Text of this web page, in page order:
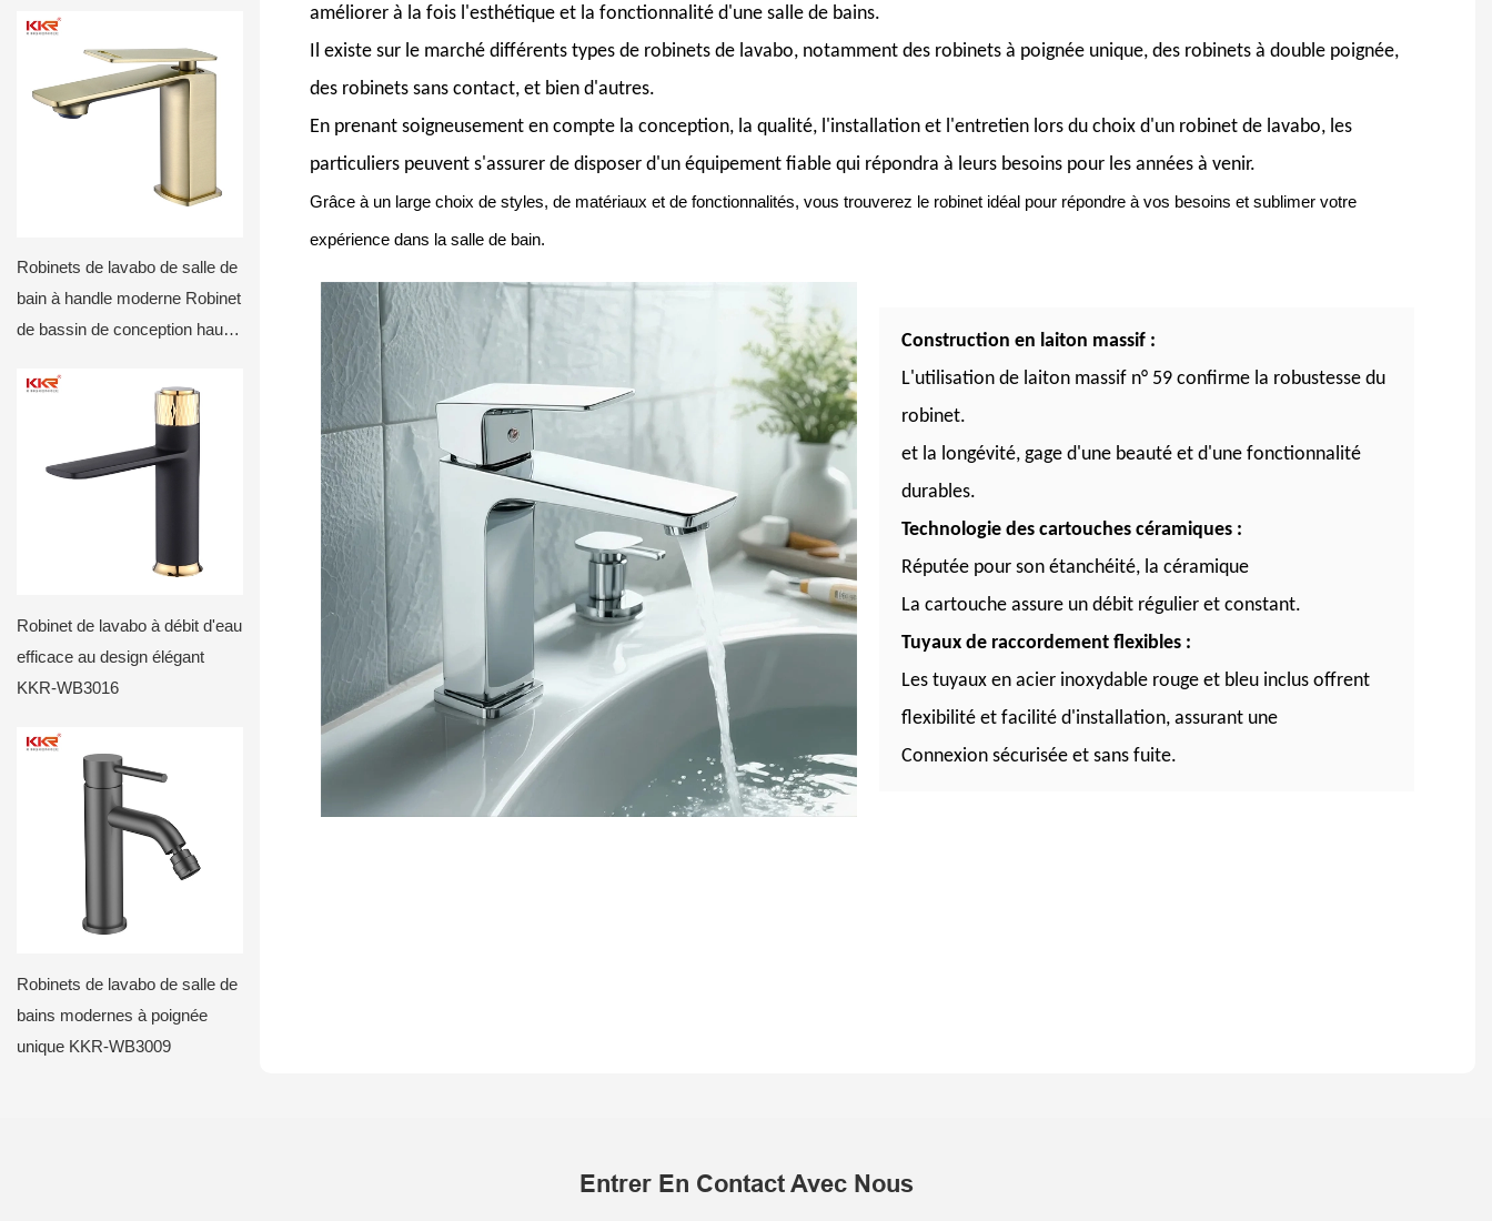
lavabo publique
Robinets de lavabo de salle de
bain à handle moderne Robinet
de bassin de conception haut
Robinet de lavabo à débit d'eau
efficace au design élégant
KKR-WB3016
Robinets de lavabo de salle de
bains modernes à poignée
unique KKR-WB3009
améliorer à la fois l'esthétique et la fonctionnalité d'une salle de bains.
Il existe sur le marché différents types de robinets de lavabo, notamment des robinets à poignée unique, des robinets à double poignée,
des robinets sans contact, et bien d'autres.
En prenant soigneusement en compte la conception, la qualité, l'installation et l'entretien lors du choix d'un robinet de lavabo, les
particuliers peuvent s'assurer de disposer d'un équipement fiable qui répondra à leurs besoins pour les années à venir.
Grâce à un large choix de styles, de matériaux et de fonctionnalités, vous trouverez le robinet idéal pour répondre à vos besoins et sublimer votre
expérience dans la salle de bain.
Construction en laiton massif :
L'utilisation de laiton massif n° 59 confirme la robustesse du
robinet.
et la longévité, gage d'une beauté et d'une fonctionnalité
durables.
Technologie des cartouches céramiques :
Réputée pour son étanchéité, la céramique
La cartouche assure un débit régulier et constant.
Tuyaux de raccordement flexibles :
Les tuyaux en acier inoxydable rouge et bleu inclus offrent
flexibilité et facilité d'installation, assurant une
Connexion sécurisée et sans fuite.
Entrer En Contact Avec Nous